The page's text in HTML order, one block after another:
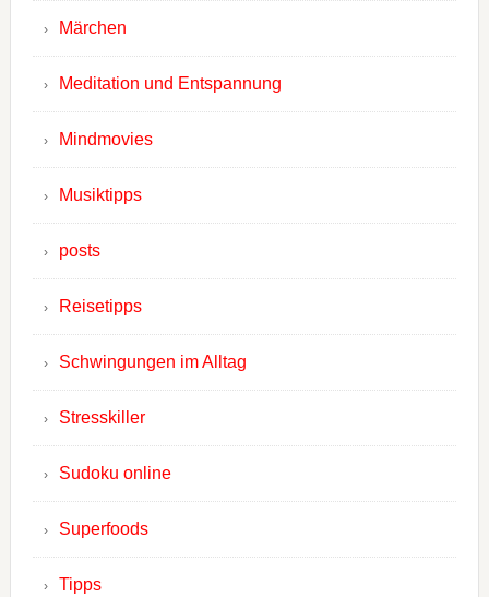
Märchen
Meditation und Entspannung
Mindmovies
Musiktipps
posts
Reisetipps
Schwingungen im Alltag
Stresskiller
Sudoku online
Superfoods
Tipps